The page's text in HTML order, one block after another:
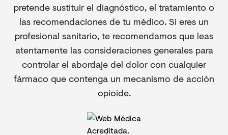
pretende sustituir el diagnóstico, el tratamiento o
las recomendaciones de tu médico. Si eres un
profesional sanitario, te recomendamos que leas
atentamente las consideraciones generales para
controlar el abordaje del dolor con cualquier
fármaco que contenga un mecanismo de acción
opioide.